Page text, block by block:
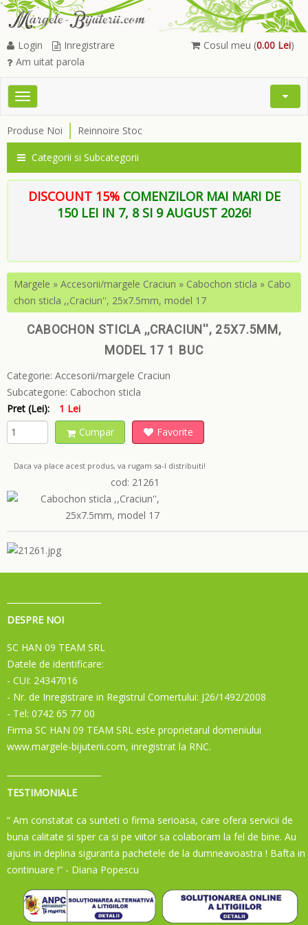
Cosul meu (0.00 Lei)
Login
Inregistrare
Am uitat parola
Toggle
Open
Produse Noi Reinnoire Stoc
Categorii si Subcategorii
DISCOUNT 15% COMENZILOR MAI MARI DE
150 LEI IN 7, 8 SI 9 AUGUST 2026!
Margele » Accesorii/margele Craciun » Cabochon sticla » Cabo
chon sticla ,,Craciun'', 25x7.5mm, model 17
CABOCHON STICLA ,,CRACIUN'', 25X7.5MM,
MODEL 17 1 BUC
Categorie: Accesorii/margele Craciun
Subcategorie: Cabochon sticla
Pret (Lei):
1 Lei
Cumpar
Favorite
Daca va place acest produs, va rugam sa-l distribuiti!
cod: 21261
DESPRE NOI
SC HAN 09 TEAM SRL
Datele de identificare:
- CUI: 24347016
- Nr. de Inregistrare in Registrul Comertului: J26/1492/2008
- Tel: 0742 65 77 00
Firma SC HAN 09 TEAM SRL este proprietarul domeniului
www.margele-bijuterii.com, inregistrat la RNC.
TESTIMONIALE
“ Am constatat ca sunteti o firma serioasa, care ofera servicii de
buna calitate si sper ca si pe viitor sa colaboram la fel de bine. Au
ajuns in deplina siguranta pachetele de la dumneavoastra ! Bafta in
continuare !” - Diana Popescu